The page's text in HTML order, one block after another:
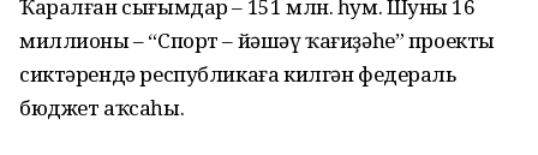
Ҡаралған сығымдар – 151 млн. һум. Шуның 16
миллионы – “Спорт – йәшәү ҡағиҙәһе” проекты
сиктәрендә республикаға килгән федераль
бюджет аҡсаһы.